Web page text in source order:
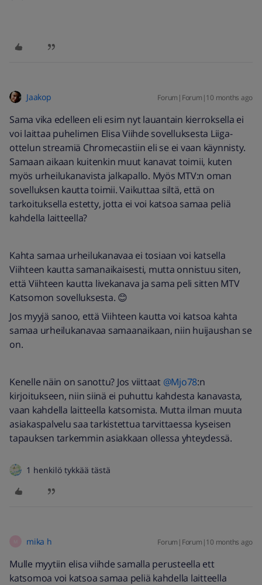
Jaakop Forum|Forum|10 months ago
Sama vika edelleen eli esim nyt lauantain kierroksella ei
voi laittaa puhelimen Elisa Viihde sovelluksesta Liiga-
ottelun streamiä Chromecastiin eli se ei vaan käynnisty.
Samaan aikaan kuitenkin muut kanavat toimii, kuten
myös urheilukanavista jalkapallo. Myös MTV:n oman
sovelluksen kautta toimii. Vaikuttaa siltä, että on
tarkoituksella estetty, jotta ei voi katsoa samaa peliä
kahdella laitteella?
Kahta samaa urheilukanavaa ei tosiaan voi katsella
Viihteen kautta samanaikaisesti, mutta onnistuu siten,
että Viihteen kautta livekanava ja sama peli sitten MTV
Katsomon sovelluksesta. 😊
Jos myyjä sanoo, että Viihteen kautta voi katsoa kahta
samaa urheilukanavaa samaanaikaan, niin huijaushan se
on.
Kenelle näin on sanottu? Jos viittaat ​ @Mjo78:n
kirjoitukseen, niin siinä ei puhuttu kahdesta kanavasta,
vaan kahdella laitteella katsomista. Mutta ilman muuta
asiakaspalvelu saa tarkistettua tarvittaessa kyseisen
tapauksen tarkemmin asiakkaan ollessa yhteydessä.
1 henkilö tykkää tästä
mika h Forum|Forum|10 months ago
Mulle myytiin elisa viihde samalla perusteella ett
katsomoa voi katsoa samaa peliä kahdella laitteella